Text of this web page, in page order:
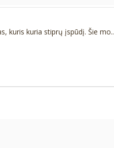
kuris kuria stiprų įspūdį. Šie mo..